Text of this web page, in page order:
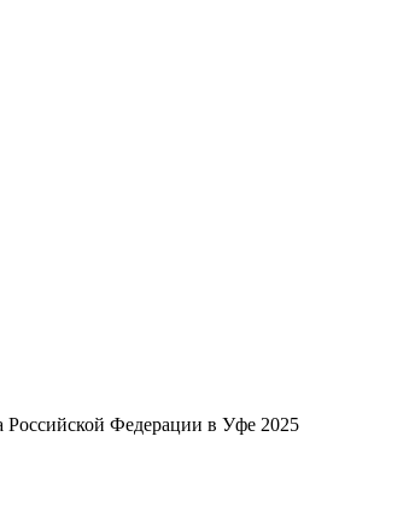
Российской Федерации в Уфе 2025